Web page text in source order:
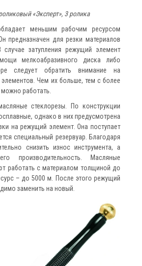
«Эксперт», 3 ролика
меньшим рабочим ресурсом
предназначен для резки материалов
затупления режущий элемент
мелкоабразивного диска либо
следует обратить внимание на
Чем их больше, тем с более
работать.
стеклорезы. По конструкции
однако в них предусмотрена
на режущий элемент. Она поступает
специальный резервуар. Благодаря
снизить износ инструмента, а
производительность. Масляные
работать с материалом толщиной до
– до 5000 м. После этого режущий
заменить на новый.